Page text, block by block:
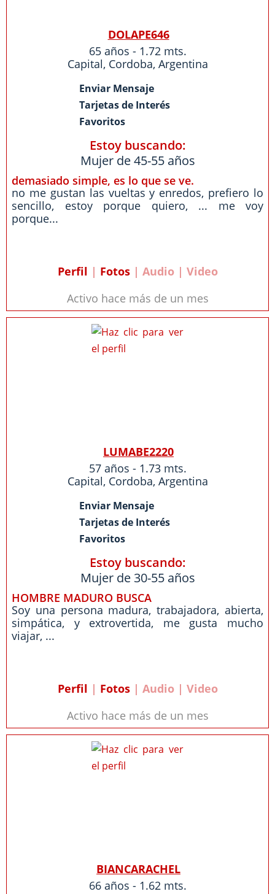
DOLAPE646
65 años - 1.72 mts.
Capital, Cordoba, Argentina
Enviar Mensaje
Tarjetas de Interés
Favoritos
Estoy buscando:
Mujer de 45-55 años
demasiado simple, es lo que se ve.
no me gustan las vueltas y enredos, prefiero lo
sencillo, estoy porque quiero, ... me voy
porque...
Perfil | Fotos| Audio | Video
Activo hace más de un mes
LUMABE2220
57 años - 1.73 mts.
Capital, Cordoba, Argentina
Enviar Mensaje
Tarjetas de Interés
Favoritos
Estoy buscando:
Mujer de 30-55 años
HOMBRE MADURO BUSCA
Soy una persona madura, trabajadora, abierta,
simpática, y extrovertida, me gusta mucho
viajar, ...
Perfil | Fotos| Audio | Video
Activo hace más de un mes
BIANCARACHEL
66 años - 1.62 mts.